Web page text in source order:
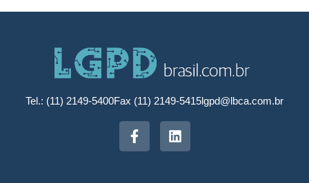
Tel.: (11) 2149-5400Fax (11) 2149-5415lgpd@lbca.com.br